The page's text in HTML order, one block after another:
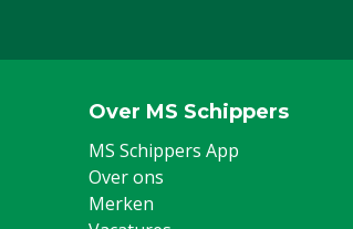
Over MS Schippers
MS Schippers App
Over ons
Merken